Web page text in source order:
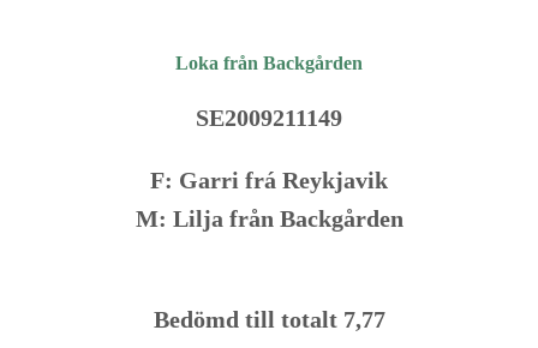
Loka från Backgården
SE2009211149
F: Garri frá Reykjavik
M: Lilja från Backgården
Bedömd till totalt 7,77